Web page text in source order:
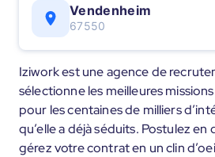
Vendenheim
67550
Iziwork est une agence de
sélectionne les meilleures
pour les centaines de milliers
qu’elle a déjà séduits. Postulez
gérez votre contrat en un clin